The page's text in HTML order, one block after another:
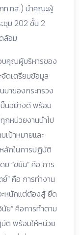
ท.ทส.) นำคณะผู้
ชุม 202 ชั้น 2
ล้อม
บคุณผู้บริหารของ
ดเตรียมข้อมูล
มาของกระทรวง
นอย่างดี พร้อม
กหน่วยงานนำไป
เป้าหมายและ
ลักในการปฏิบัติ
“ขยัน” คือ การ
” คือ การทำงาน
ะหนักแต่ต้องสู้ ยึด
ย” คือการทำตาม
ติ พร้อมให้หน่วย